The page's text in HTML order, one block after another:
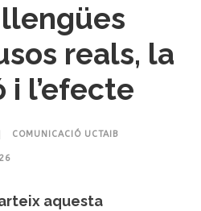
reals, la
l’efecte
COMUNICACIÓ UCTAIB
aquesta